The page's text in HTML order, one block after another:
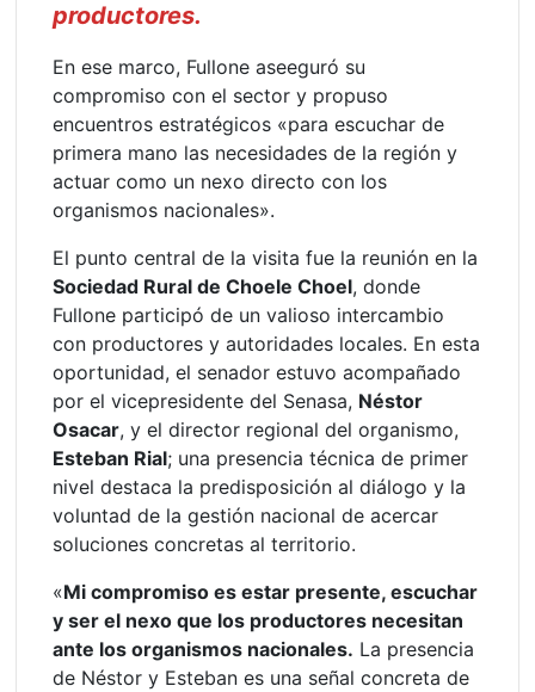
productores.
En ese marco, Fullone aseeguró su
compromiso con el sector y propuso
encuentros estratégicos «para escuchar de
primera mano las necesidades de la región y
actuar como un nexo directo con los
organismos nacionales».
El punto central de la visita fue la reunión en la
Sociedad Rural de Choele Choel, donde
Fullone participó de un valioso intercambio
con productores y autoridades locales. En esta
oportunidad, el senador estuvo acompañado
por el vicepresidente del Senasa, Néstor
Osacar, y el director regional del organismo,
Esteban Rial; una presencia técnica de primer
nivel destaca la predisposición al diálogo y la
voluntad de la gestión nacional de acercar
soluciones concretas al territorio.
«Mi compromiso es estar presente, escuchar
y ser el nexo que los productores necesitan
ante los organismos nacionales. La presencia
de Néstor y Esteban es una señal concreta de